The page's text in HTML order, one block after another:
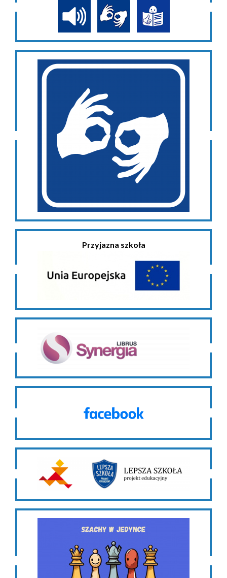
Przyjazna szkoła